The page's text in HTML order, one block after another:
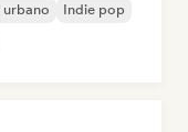
urbano
Indie pop